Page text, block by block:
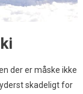
der er måske ikke
skadeligt for